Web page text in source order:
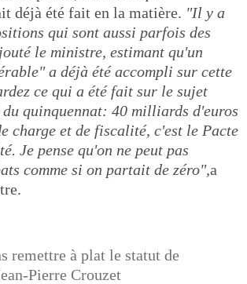
déjà été fait en la matière. "Il y a
qui sont aussi parfois des
le ministre, estimant qu'un
a déjà été accompli sur cette
ce qui a été fait sur le sujet
quinquennat: 40 milliards d'euros
charge et de fiscalité, c'est le Pacte
Je pense qu'on ne peut pas
comme si on partait de zéro",a
remettre à plat le statut de
Pierre Crouzet